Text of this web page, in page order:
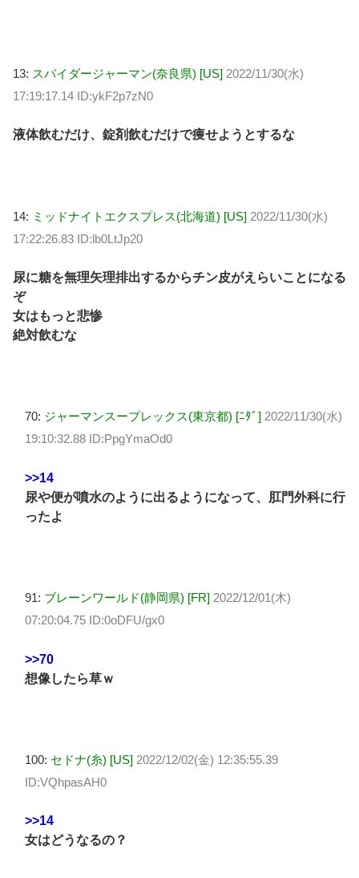
13: スパイダージャーマン(奈良県) [US] 2022/11/30(水)
17:19:17.14 ID:ykF2p7zN0
液体飲むだけ、錠剤飲むだけで痩せようとするな
14: ミッドナイトエクスプレス(北海道) [US] 2022/11/30(水)
17:22:26.83 ID:lb0LtJp20
尿に糖を無理矢理排出するからチン皮がえらいことになる
ぞ
女はもっと悲惨
絶対飲むな
70: ジャーマンスープレックス(東京都) [ﾆﾀﾞ] 2022/11/30(水)
19:10:32.88 ID:PpgYmaOd0
>>14
尿や便が噴水のように出るようになって、肛門外科に行
ったよ
91: ブレーンワールド(静岡県) [FR] 2022/12/01(木)
07:20:04.75 ID:0oDFU/gx0
>>70
想像したら草ｗ
100: セドナ(糸) [US] 2022/12/02(金) 12:35:55.39
ID:VQhpasAH0
>>14
女はどうなるの？